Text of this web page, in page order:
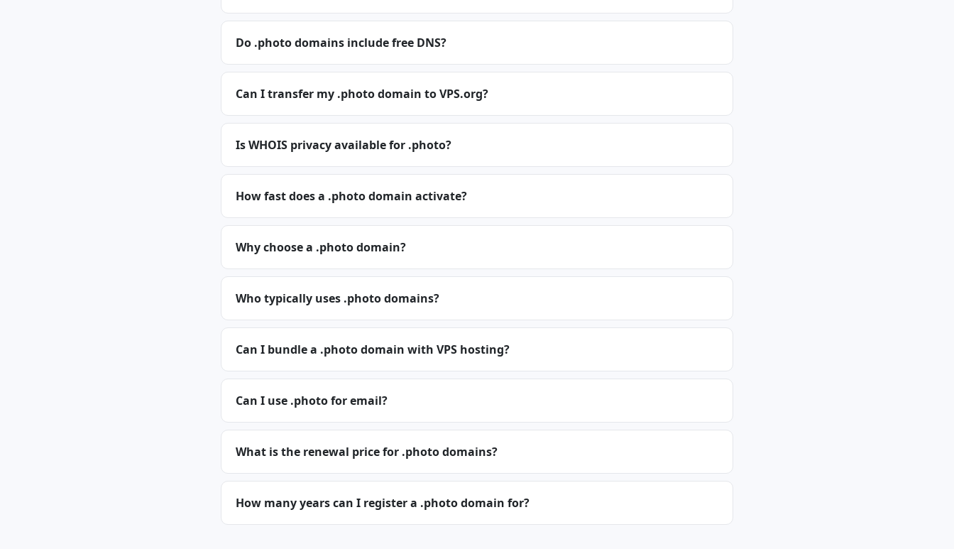
Do .photo domains include free DNS?
Can I transfer my .photo domain to VPS.org?
Is WHOIS privacy available for .photo?
How fast does a .photo domain activate?
Why choose a .photo domain?
Who typically uses .photo domains?
Can I bundle a .photo domain with VPS hosting?
Can I use .photo for email?
What is the renewal price for .photo domains?
How many years can I register a .photo domain for?